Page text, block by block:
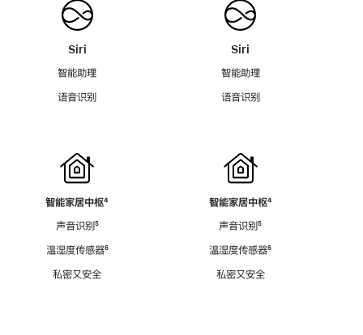
Siri
智能助理
语音识别
智能家居中枢脚
⁴
声音识别脚
⁵
温湿度传感器脚
⁶
私密又安全
Siri
智能助理
语音识别
智能家居中枢脚
⁴
声音识别脚
⁵
温湿度传感器脚
⁶
私密又安全